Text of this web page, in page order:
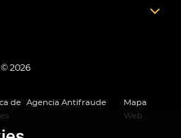
© 2026
de Agencia Antifraude
Mapa
Web